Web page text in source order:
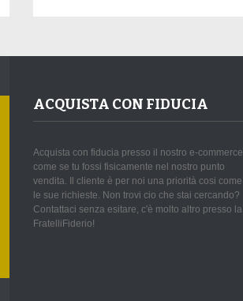
ACQUISTA CON FIDUCIA
Acquista con fiducia presso il nostro e-commerce
come se tu fossi fisicamente nel nostro punto
vendita. Il cliente è per noi una priorità cosi come
le sue richieste. Non trovi cio che stai cercando?
Contattaci senza esitare, c'è molto altro presso la
FratelliFiderio!